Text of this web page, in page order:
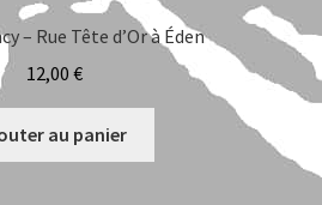
– Rue Tête d’Or à Éden
12,00 €
au panier